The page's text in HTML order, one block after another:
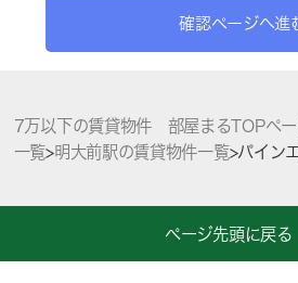
確認ページへ進
7万以下の賃貸物件 部屋まるTOPペ
一覧>明大前駅の賃貸物件一覧>パイン
ページ先頭に戻る